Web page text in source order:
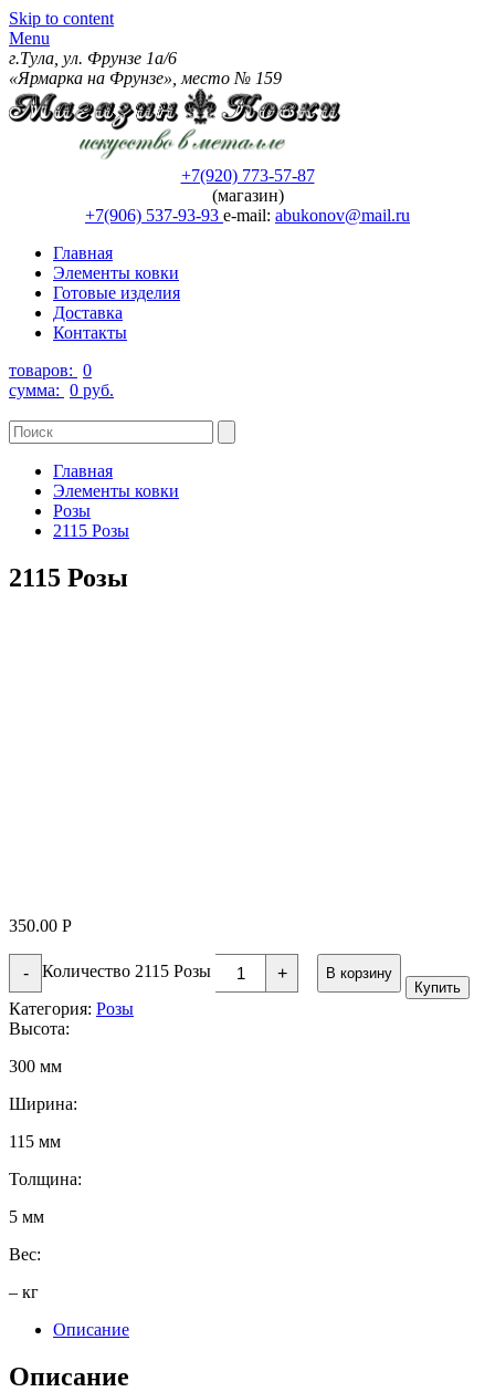
Skip to content
Menu
г.Тула, ул. Фрунзе 1а/6
«Ярмарка на Фрунзе», место № 159
+7(920) 773-57-87
(магазин)
+7(906) 537-93-93 e-mail: abukonov@mail.ru
Главная
Элементы ковки
Готовые изделия
Доставка
Контакты
товаров: 0
сумма: 0 руб.
Главная
Элементы ковки
Розы
2115 Розы
2115 Розы
350.00 Р
- Количество 2115 Розы +
В корзину
Купить
Категория: Розы
Высота:
300 мм
Ширина:
115 мм
Толщина:
5 мм
Вес:
– кг
Описание
Описание